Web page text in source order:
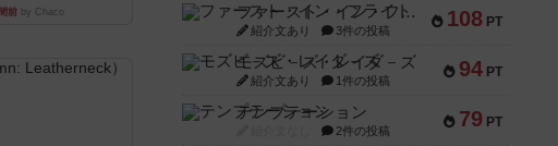
前by Chaco 108 PT
ファースト・イン・フライト
紹介文あり 3件の投稿
94 PT
モズビ－ズ・レイダ－ズ
紹介文あり 1件の投稿
79 PT
テンプテーション
2件の投稿